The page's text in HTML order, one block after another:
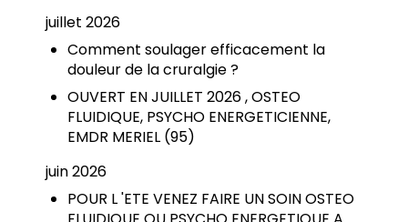
juillet 2026
Comment soulager efficacement la
douleur de la cruralgie ?
OUVERT EN JUILLET 2026 , OSTEO
FLUIDIQUE, PSYCHO ENERGETICIENNE,
EMDR MERIEL (95)
juin 2026
POUR L 'ETE VENEZ FAIRE UN SOIN OSTEO